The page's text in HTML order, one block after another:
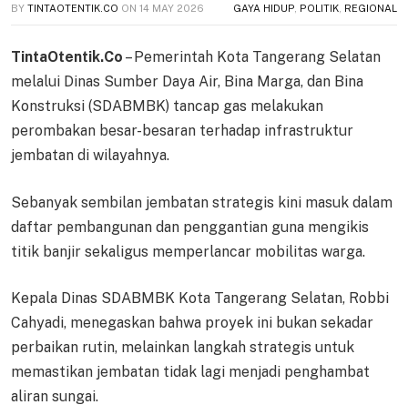
BY TINTAOTENTIK.CO ON 14 MAY 2026 GAYA HIDUP POLITIK REGIONAL
TintaOtentik.Co – Pemerintah Kota Tangerang Selatan
melalui Dinas Sumber Daya Air, Bina Marga, dan Bina
Konstruksi (SDABMBK) tancap gas melakukan
perombakan besar-besaran terhadap infrastruktur
jembatan di wilayahnya.
Sebanyak sembilan jembatan strategis kini masuk dalam
daftar pembangunan dan penggantian guna mengikis
titik banjir sekaligus memperlancar mobilitas warga.
Kepala Dinas SDABMBK Kota Tangerang Selatan, Robbi
Cahyadi, menegaskan bahwa proyek ini bukan sekadar
perbaikan rutin, melainkan langkah strategis untuk
memastikan jembatan tidak lagi menjadi penghambat
aliran sungai.